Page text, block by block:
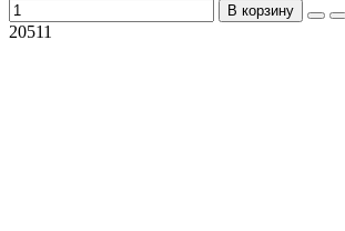
В корзину
20511